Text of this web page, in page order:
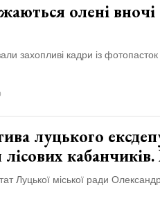
олені вночі
захопливі кадри із
луцького
лісових
Луцької міської ради